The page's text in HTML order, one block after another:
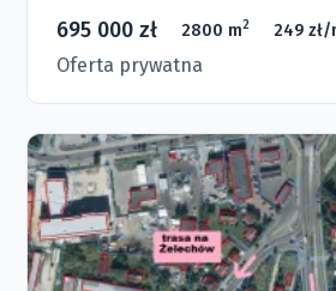
695 000 zł 2800 m2 249 zł/
Oferta prywatna